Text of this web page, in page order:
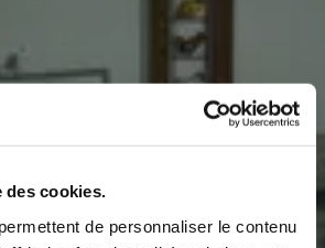
des cookies.
de personnaliser le contenu